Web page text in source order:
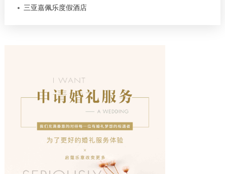
三亚嘉佩乐度假酒店